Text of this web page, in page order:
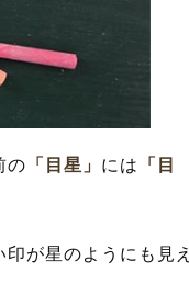
の 「目星」 には
「目
が星のようにも見え